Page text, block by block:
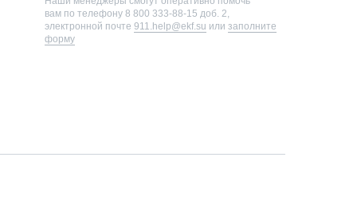
вам по телефону 8 800 333-88-15 доб. 2,
электронной почте 911.help@ekf.su или заполните
форму